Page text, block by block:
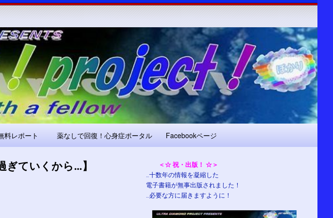
コ
ン
ツ
キ
ッ
プ
料レポート 薬なしで回復！心身症ポータル Facebookページ
ぎていくから…】
＜☆ 祝・出版！ ☆＞
…十数年の情報を凝縮した
電子書籍が無事出版されました！
…必要な方に届きますように！